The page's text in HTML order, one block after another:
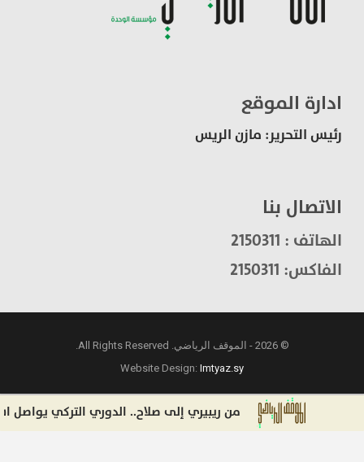
ادارة الموقع
رئيس التحرير: مازن الريس
الاتصال بنا
الهاتف : 2150311
الفاكس: 2150311
© 2026 - الموقف الرياضي. All Rights Reserved.
Website Design:Imtyaz.sy
من ريبيري إلى صلاح.. الدوري التركي يواصل